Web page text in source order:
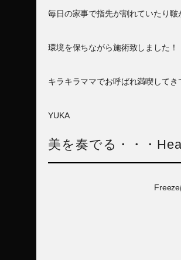
毎日の家事で指先が割れていたり
環境を保ちながら施術致しました！
キラキラママでお呼ばれ満喫してき
YUKA
美を奏でる・・・